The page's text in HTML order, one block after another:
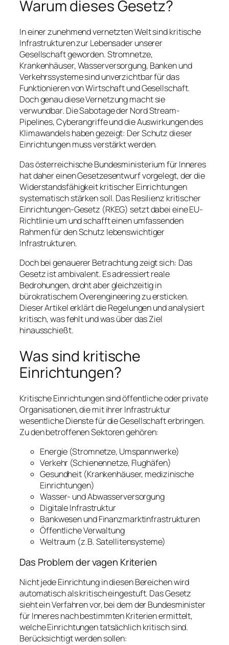
Warum dieses Gesetz?
In einer zunehmend vernetzten Welt sind kritische
Infrastrukturen zur Lebensader unserer
Gesellschaft geworden. Stromnetze,
Krankenhäuser, Wasserversorgung, Banken und
Verkehrssysteme sind unverzichtbar für das
Funktionieren von Wirtschaft und Gesellschaft.
Doch genau diese Vernetzung macht sie
verwundbar. Die Sabotage der Nord Stream-
Pipelines, Cyberangriffe und die Auswirkungen des
Klimawandels haben gezeigt: Der Schutz dieser
Einrichtungen muss verstärkt werden.
Das österreichische Bundesministerium für Inneres
hat daher einen Gesetzesentwurf vorgelegt, der die
Widerstandsfähigkeit kritischer Einrichtungen
systematisch stärken soll. Das Resilienz kritischer
Einrichtungen-Gesetz (RKEG) setzt dabei eine EU-
Richtlinie um und schafft einen umfassenden
Rahmen für den Schutz lebenswichtiger
Infrastrukturen.
Doch bei genauerer Betrachtung zeigt sich: Das
Gesetz ist ambivalent. Es adressiert reale
Bedrohungen, droht aber gleichzeitig in
bürokratischem Overengineering zu ersticken.
Dieser Artikel erklärt die Regelungen und analysiert
kritisch, was fehlt und was über das Ziel
hinausschießt.
Was sind kritische
Einrichtungen?
Kritische Einrichtungen sind öffentliche oder private
Organisationen, die mit ihrer Infrastruktur
wesentliche Dienste für die Gesellschaft erbringen.
Zu den betroffenen Sektoren gehören:
Energie (Stromnetze, Umspannwerke)
Verkehr (Schienennetze, Flughäfen)
Gesundheit (Krankenhäuser, medizinische
Einrichtungen)
Wasser- und Abwasserversorgung
Digitale Infrastruktur
Bankwesen und Finanzmarktinfrastrukturen
Öffentliche Verwaltung
Weltraum (z.B. Satellitensysteme)
Das Problem der vagen Kriterien
Nicht jede Einrichtung in diesen Bereichen wird
automatisch als kritisch eingestuft. Das Gesetz
sieht ein Verfahren vor, bei dem der Bundesminister
für Inneres nach bestimmten Kriterien ermittelt,
welche Einrichtungen tatsächlich kritisch sind.
Berücksichtigt werden sollen: